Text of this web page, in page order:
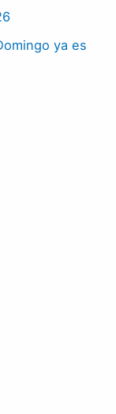
ya es